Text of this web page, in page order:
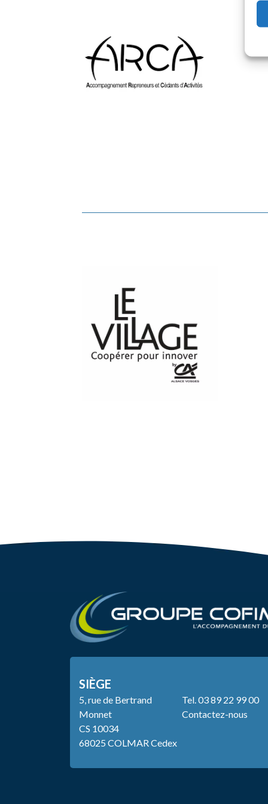
SIÈGE
5, rue de Bertrand
Monnet
CS 10034
68025 COLMAR Cedex
Tel.03 89 22 99 00
Contactez-nous